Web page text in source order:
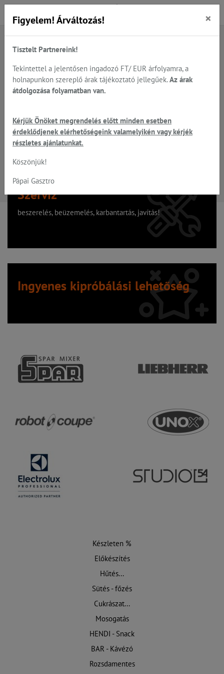
A keresett oldal nem található
Hiba, a keresett oldal nem található!
Szervíz
beszerelés, beüzemelés, karbantartás, javítás!
Ingyenes kipróbálási lehetőség
Készleten %
Előkészítés
Hűtés...
Sütés - főzés
Cukrászat...
Mosogatás
HENDI - Snack
BAR - Kávézó
Rozsdamentes
Figyelem! Árváltozás! ×
Tisztelt Partnereink!
Tekintettel a jelentősen ingadozó FT/ EUR árfolyamra, a
holnapunkon szereplő árak tájékoztató jellegűek. Az árak
átdolgozása folyamatban van.
Kérjük Önöket megrendelés előtt minden esetben
érdeklődjenek elérhetőségeink valamelyikén vagy kérjék
részletes ajánlatunkat.
Köszönjük!
Pápai Gasztro